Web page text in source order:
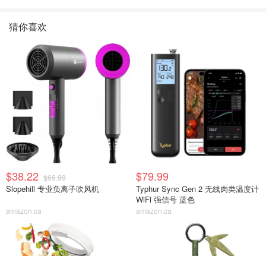
猜你喜欢
$38.22 $69.99
Slopehill 专业负离子吹风机
amazon.ca
$79.99
Typhur Sync Gen 2 无线肉类温度计
WiFi 强信号 蓝色
amazon.ca